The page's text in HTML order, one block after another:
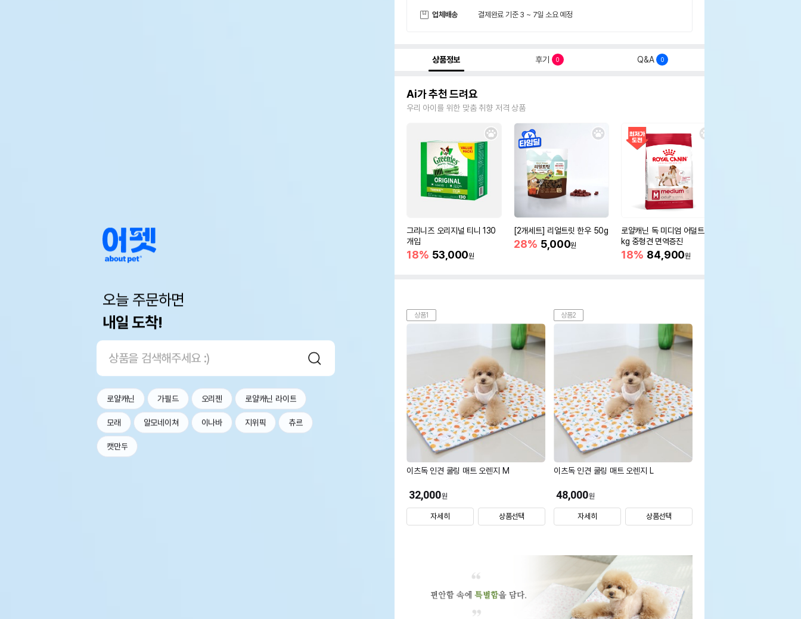
오늘 주문하면
내일 도착!
로얄캐닌 가필드 오리젠 로얄캐닌 라이트
모래 알모네이쳐 이나바 지위픽 츄르
캣만두
업체배송 결제완료 기준 3 ~ 7일 소요 예정
상품정보 후기 0 Q&A 0
Ai가 추천 드려요
우리 아이를 위한 맞춤 취향 저격 상품
그리니즈 오리지널 티니 130
개입
18% 53,000원
[2개세트] 리얼트릿 한우 50g
28% 5,000원
로얄캐닌 독 미디엄 어덜트 10
kg 중형견 면역증진
18% 84,900원
상품1
이츠독 인견 쿨링 매트 오렌지 M
32,000원
자세히 상품선택
상품2
이츠독 인견 쿨링 매트 오렌지 L
48,000원
자세히 상품선택